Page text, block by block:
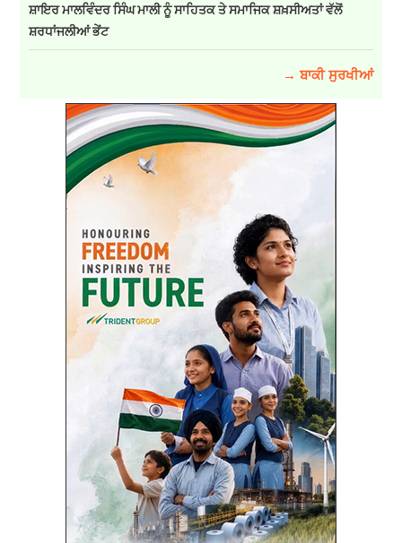
ਸ਼ਾਇਰ ਮਾਲਵਿੰਦਰ ਸਿੰਘ ਮਾਲੀ ਨੂੰ ਸਾਹਿਤਕ ਤੇ ਸਮਾਜਿਕ ਸ਼ਖ਼ਸੀਅਤਾਂ ਵੱਲੋਂ
ਸ਼ਰਧਾਂਜਲੀਆਂ ਭੇਂਟ
→ ਬਾਕੀ ਸੁਰਖੀਆਂ